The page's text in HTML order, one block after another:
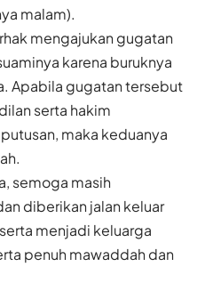
malam).
mengajukan gugatan
karena buruknya
Apabila gugatan tersebut
serta hakim
maka keduanya
semoga masih
diberikan jalan keluar
menjadi keluarga
penuh mawaddah dan